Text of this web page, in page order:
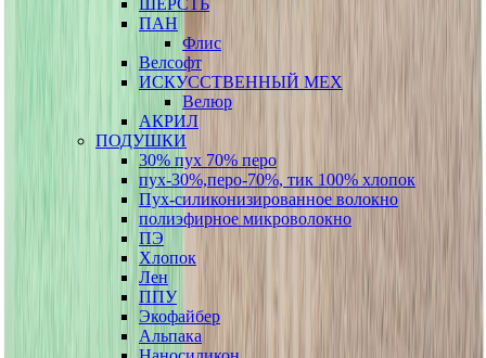
ШЕРСТЬ
ПАН
Флис
Велсофт
ИСКУССТВЕННЫЙ МЕХ
Велюр
АКРИЛ
ПОДУШКИ
30% пух 70% перо
пух-30%,перо-70%, тик 100% хлопок
Пух-силиконизированное волокно
полиэфирное микроволокно
ПЭ
Хлопок
Лен
ППУ
Экофайбер
Альпака